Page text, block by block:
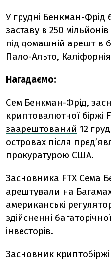
У грудні Бенкман-Фрід
заставу в 250
під домашній арешт в
Пало-Альто,
Нагадаємо:
Сем Бенкман-Фрід,
криптовалютної біржі
заарештований 12
островах після
прокуратурою США.
Засновника FTX Сема
арештували на
американські
здійсненні
інвесторів.
Засновник